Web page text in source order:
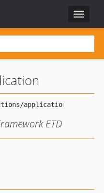
Toggle
ETD